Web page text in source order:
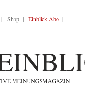
Shop Einblick-Abo